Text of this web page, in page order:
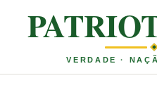
VERDADE ·